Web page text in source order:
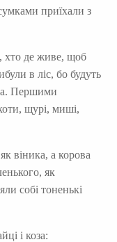
приїхали з
хто де живе, щоб
в ліс, бо будуть
Першими
щурі, миші,
віника, а корова
як
собі тоненькі
і коза: